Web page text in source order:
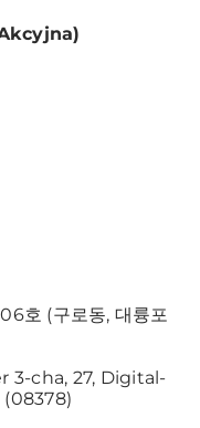
호 (구로동, 대륭포
3-cha, 27, Digital-